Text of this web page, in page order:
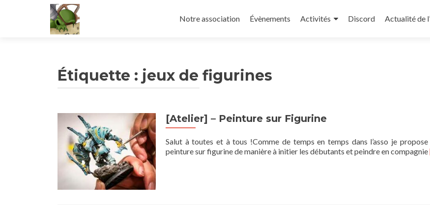
au
Notre association Évènements Activités Discord Actualité de
Étiquette : jeux de figurines
[Atelier] – Peinture sur Figurine
Salut à toutes et à tous !Comme de temps en temps dans l’asso je
peinture sur figurine de manière à initier les débutants et peindre en compagnie